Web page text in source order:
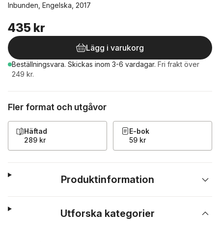
Inbunden, Engelska, 2017
435 kr
Lägg i varukorg
Beställningsvara. Skickas inom 3-6 vardagar. Fri frakt över
249 kr.
Fler format och utgåvor
Häftad
289 kr
E-bok
59 kr
Produktinformation
Utforska kategorier